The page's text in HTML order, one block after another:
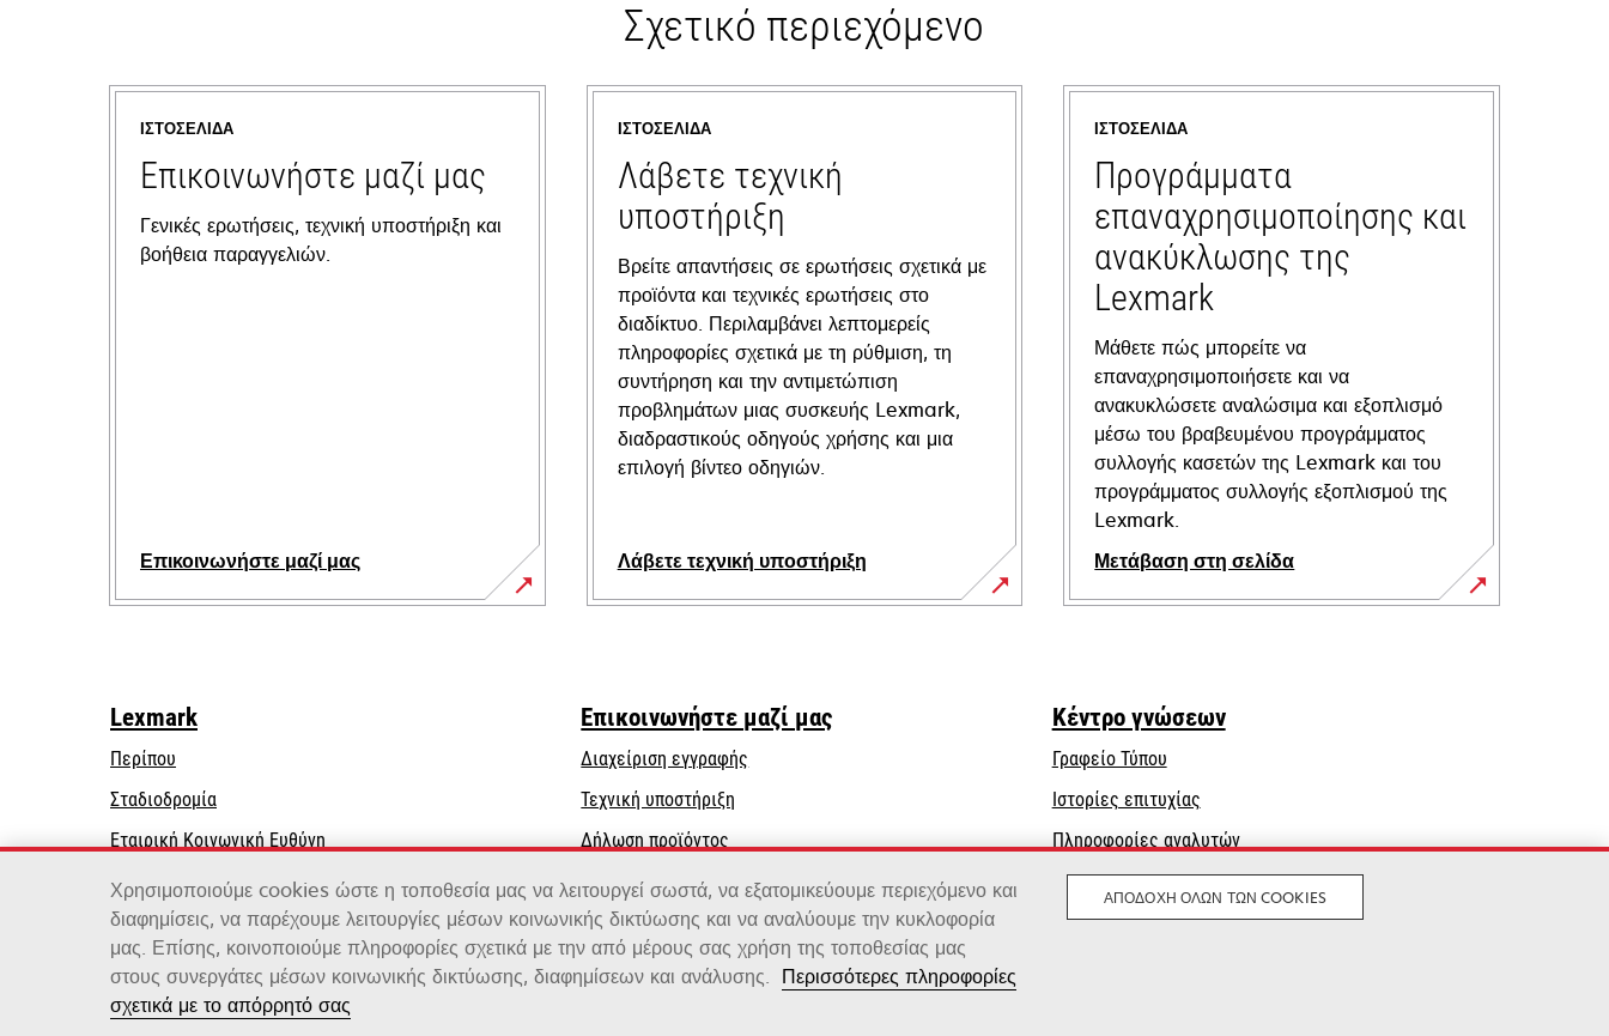
Σχετικό περιεχόμενο
ΙΣΤΟΣΕΛΊΔΑ
Επικοινωνήστε μαζί μας
Γενικές ερωτήσεις, τεχνική υποστήριξη και
βοήθεια παραγγελιών.
Επικοινωνήστε μαζί μας
ΙΣΤΟΣΕΛΊΔΑ
Λάβετε τεχνική
υποστήριξη
Βρείτε απαντήσεις σε ερωτήσεις σχετικά με
προϊόντα και τεχνικές ερωτήσεις στο
διαδίκτυο. Περιλαμβάνει λεπτομερείς
πληροφορίες σχετικά με τη ρύθμιση, τη
συντήρηση και την αντιμετώπιση
προβλημάτων μιας συσκευής Lexmark,
διαδραστικούς οδηγούς χρήσης και μια
επιλογή βίντεο οδηγιών.
Λάβετε τεχνική υποστήριξη
opens
tab
ΙΣΤΟΣΕΛΊΔΑ
Προγράμματα
επαναχρησιμοποίησης και
ανακύκλωσης της
Lexmark
Μάθετε πώς μπορείτε να
επαναχρησιμοποιήσετε και να
ανακυκλώσετε αναλώσιμα και εξοπλισμό
μέσω του βραβευμένου προγράμματος
συλλογής κασετών της Lexmark και του
προγράμματος συλλογής εξοπλισμού της
Lexmark.
Μετάβαση στη σελίδα
Lexmark
Περίπου
Σταδιοδρομία
Εταιρική Κοινωνική Ευθύνη
a
new
tab
Βιωσιμότητα
Επικοινωνήστε μαζί μας
Διαχείριση εγγραφής
Τεχνική υποστήριξη
a
new
tab
Δήλωση προϊόντος
Βρείτε έναν αντιπρόσωπο
Κατάλογος χονδρεμπόρων
Κέντρο γνώσεων
Γραφείο Τύπου
Ιστορίες επιτυχίας
Πληροφορίες αναλυτών
Lexmark International, Inc., μια εταιρεία της Xerox
©2026 Με την επιφύλαξη παντός δικαιώματος.
Χρησιμοποιούμε cookies ώστε η τοποθεσία μας να λειτουργεί σωστά, να εξατομικεύουμε περιεχόμενο και
διαφημίσεις, να παρέχουμε λειτουργίες μέσων κοινωνικής δικτύωσης και να αναλύουμε την κυκλοφορία
μας. Επίσης, κοινοποιούμε πληροφορίες σχετικά με την από μέρους σας χρήση της τοποθεσίας μας
στους συνεργάτες μέσων κοινωνικής δικτύωσης, διαφημίσεων και ανάλυσης. Περισσότερες πληροφορίες
σχετικά με το απόρρητό σας
ΑΠΟΔΟΧΉ ΌΛΩΝ ΤΩΝ COOKIES